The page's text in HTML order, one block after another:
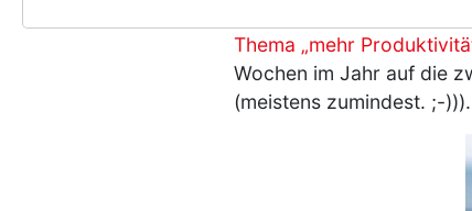
Passend zum
Thema „mehr
Wochen im Jahr auf die
(meistens zumindest. ;-))).